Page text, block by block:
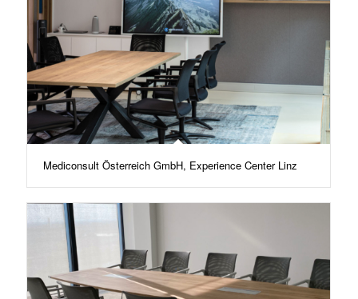
Mediconsult Österreich GmbH, Experience Center Linz